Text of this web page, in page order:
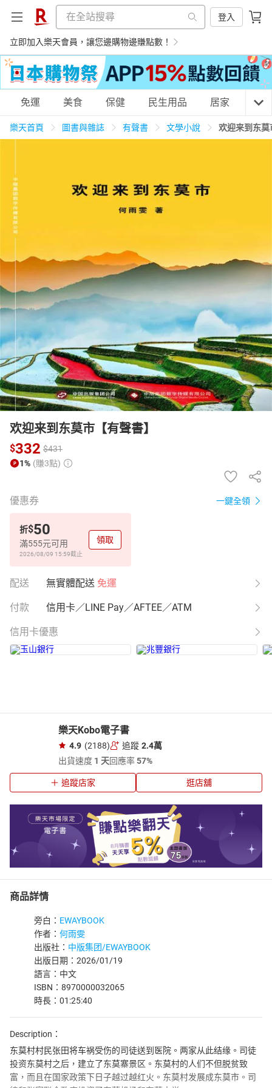
登入
立即加入樂天會員，讓您邊購物邊賺點數！
購物網分類
運動休閒
女裝 男裝 化妝保養 情趣用品
免運 美食 保健 民生用品 居家 3C
樂天首頁 圖書與雜誌 有聲書 文學小說 欢迎来到东
欢迎来到东莫市【有聲書】
$332 $431
1% (賺3點)
優惠券 一鍵全領
折$50
滿555元可用
2026/08/09 15:59截止
領取
配送 無實體配送 免運
付款 信用卡／LINE Pay／AFTEE／ATM
信用卡優惠
樂天Kobo電子書
4.9 (2188) 追蹤 2.4萬
出貨速度 1 天回應率57%
追蹤店家 逛店舖
商品詳情
旁白： EWAYBOOK
作者： 何雨雯
出版社： 中版集团/EWAYBOOK
出版日期：2026/01/19
語言：中文
ISBN：8970000032065
時長：01:25:40
Description：
东莫村村民张田将车祸受伤的司徒送到医院。两家从此结缘。司徒
投资东莫村之后，建立了东莫寨景区。东莫村的人们不但脱贫致
富，而且在国家政策下日子越过越红火。东莫村发展成东莫市。司